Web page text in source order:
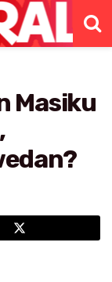
Masiku